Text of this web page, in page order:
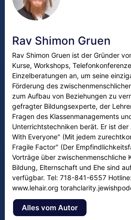
Rav Shimon Gruen
Rav Shimon Gruen ist der Gründer
Kurse, Workshops,
Einzelberatungen an, um seine
Förderung des
zum Aufbau von Beziehungen zu
gefragter Bildungsexperte, der
Fragen des Klassenmanagements
Unterrichtstechniken berät. Er ist der
With Everyone" (Mit jedem
Fragile Factor" (Der
Vorträge über zwischenmenschliche
Bildung, Elternschaft und Ehe sind
verfügbar. Tel: 718-841-6557
www.lehair.org
Alles vom Autor